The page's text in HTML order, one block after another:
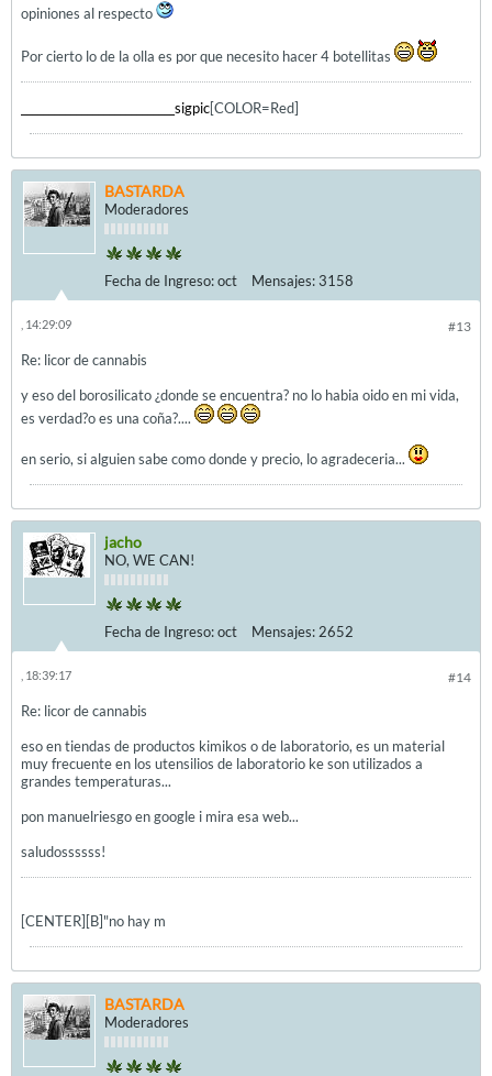
opiniones al respecto
Por cierto lo de la olla es por que necesito hacer 4 botellitas
____________________________sigpic[COLOR=Red]
BASTARDA
Moderadores
Fecha de Ingreso:oct Mensajes:3158
#13
, 14:29:09
Re: licor de cannabis
y eso del borosilicato ¿donde se encuentra? no lo habia oido en mi vida,
es verdad?o es una coña?....
en serio, si alguien sabe como donde y precio, lo agradeceria...
jacho
NO, WE CAN!
Fecha de Ingreso:oct Mensajes: 2652
#14
, 18:39:17
Re: licor de cannabis
eso en tiendas de productos kimikos o de laboratorio, es un material
muy frecuente en los utensilios de laboratorio ke son utilizados a
grandes temperaturas...
pon manuelriesgo en google i mira esa web...
saludossssss!
[CENTER][B]"no hay m
BASTARDA
Moderadores